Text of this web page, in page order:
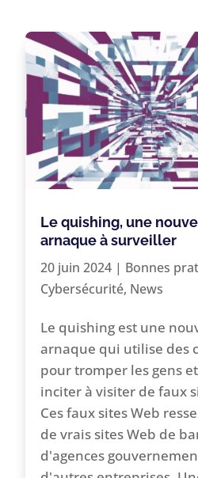
Le quishing, une
arnaque à surveiller
20 juin 2024| Bonnes
Cybersécurité, News
Le quishing est une
arnaque qui utilise des
pour tromper les gens
inciter à visiter de faux
Ces faux sites Web
de vrais sites Web de
d'agences